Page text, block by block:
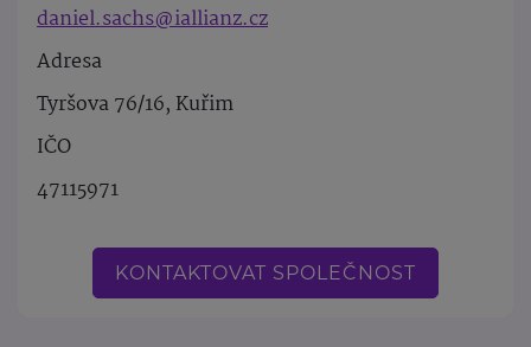
daniel.sachs@iallianz.cz
Adresa
Tyršova 76/16, Kuřim
IČO
47115971
KONTAKTOVAT SPOLEČNOST